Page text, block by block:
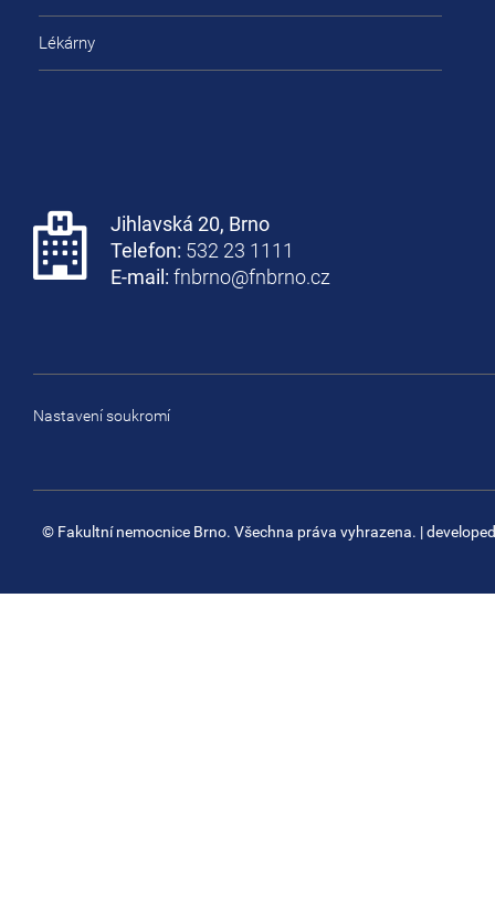
Lékárny
Jihlavská 20, Brno
Telefon: 532 23 1111
E-mail: fnbrno@fnbrno.cz
Nastavení soukromí
© Fakultní nemocnice Brno. Všechna práva vyhrazena. |